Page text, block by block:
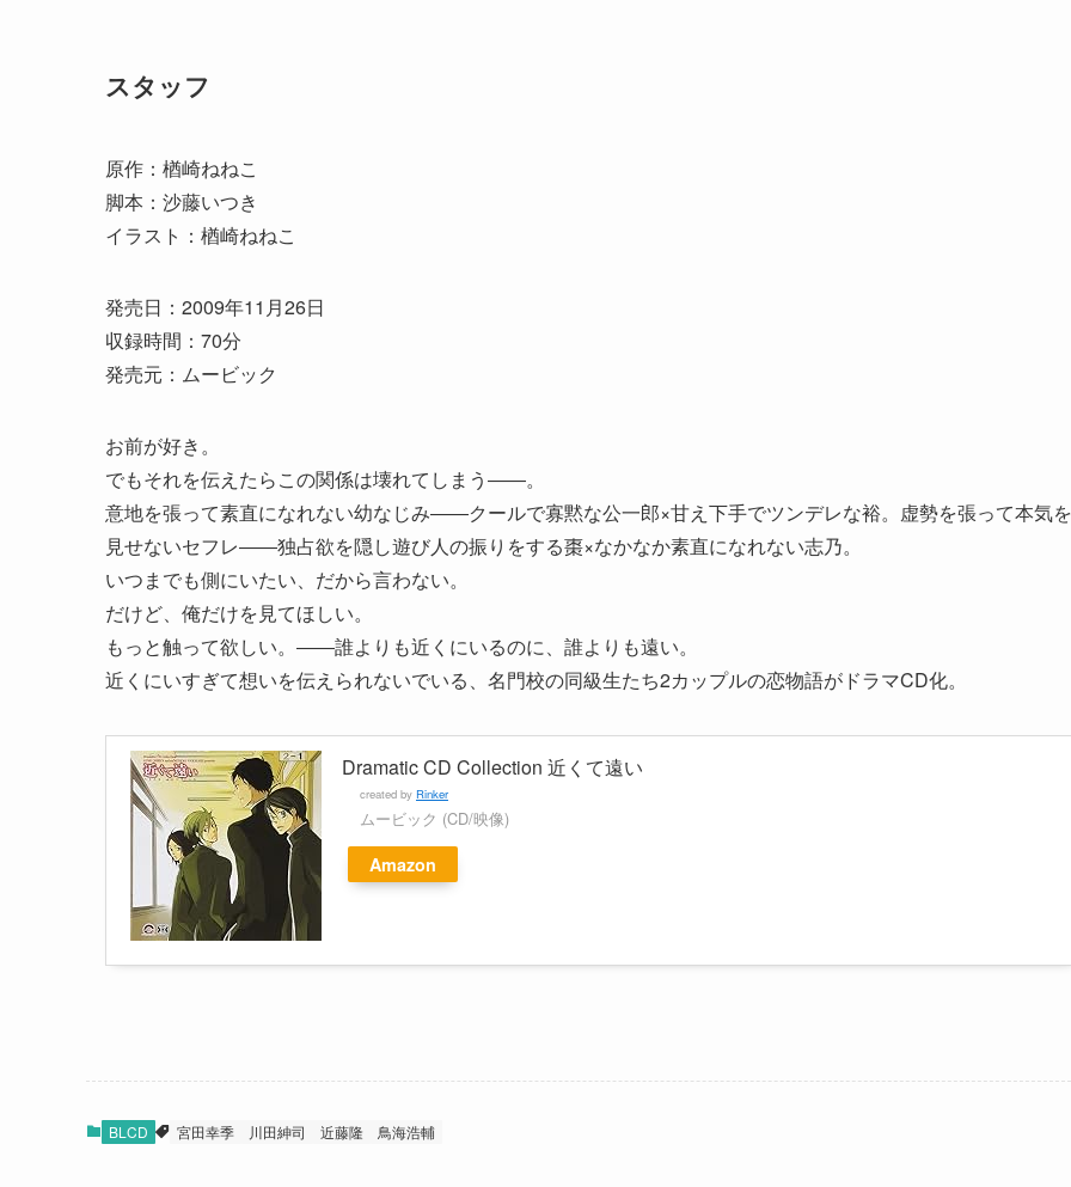
スタッフ
原作：楢崎ねねこ
脚本：沙藤いつき
イラスト：楢崎ねねこ
発売日：2009年11月26日
収録時間：70分
発売元：ムービック
お前が好き。
でもそれを伝えたらこの関係は壊れてしまう――。
意地を張って素直になれない幼なじみ――クールで寡黙な公一郎×甘え下手でツンデレな裕。虚勢を張って本気を
見せないセフレ――独占欲を隠し遊び人の振りをする棗×なかなか素直になれない志乃。
いつまでも側にいたい、だから言わない。
だけど、俺だけを見てほしい。
もっと触って欲しい。――誰よりも近くにいるのに、誰よりも遠い。
近くにいすぎて想いを伝えられないでいる、名門校の同級生たち2カップルの恋物語がドラマCD化。
Dramatic CD Collection 近くて遠い
created by Rinker
ムービック (CD/映像)
Amazon
BLCD 宮田幸季 川田紳司 近藤隆 鳥海浩輔